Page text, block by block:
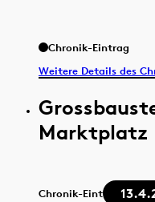
Chronik-Eintrag
Weitere Details des
Marktplatz
Chronik-Eintrag